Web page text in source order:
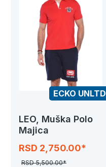
ECKO UNLTD
LEO, Muška Polo
Majica
RSD 2,750.00*
RSD 5,500.00*